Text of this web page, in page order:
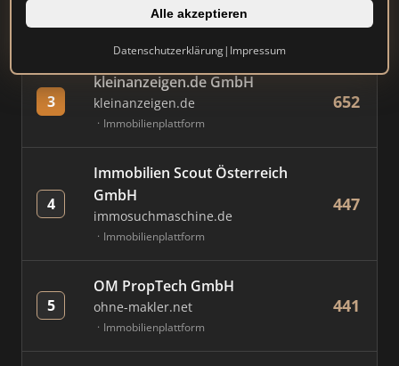
Alle akzeptieren
Datenschutzerklärung| Impressum
AVIV Germany GmbH
immowelt.de Immobilienplattform
3
kleinanzeigen.de GmbH
kleinanzeigen.de
Immobilienplattform
652
4
Immobilien Scout Österreich
GmbH
immosuchmaschine.de
Immobilienplattform
447
5
OM PropTech GmbH
ohne-makler.net
Immobilienplattform
441